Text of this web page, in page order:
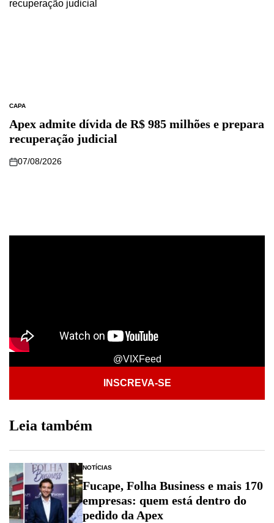
CAPA
Apex admite dívida de R$ 985 milhões e prepara
recuperação judicial
07/08/2026
@VIXFeed
INSCREVA-SE
Leia também
NOTÍCIAS
Fucape, Folha Business e mais 170
empresas: quem está dentro do
pedido da Apex